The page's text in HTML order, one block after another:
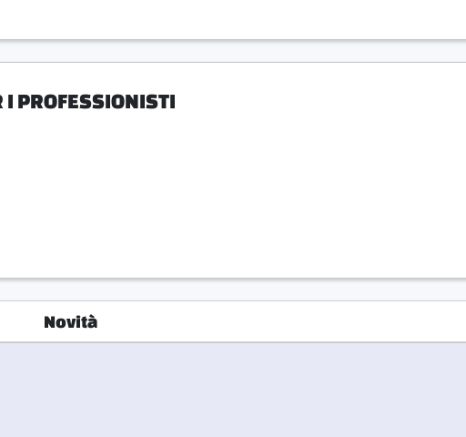
I PROFESSIONISTI
Novità